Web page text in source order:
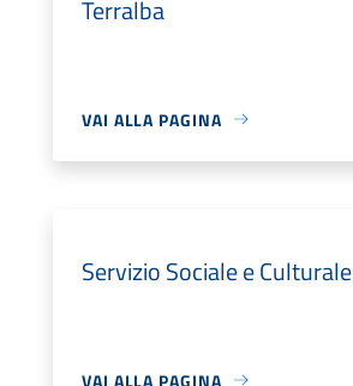
Terralba
VAI ALLA PAGINA
Servizio Sociale e Culturale
VAI ALLA PAGINA